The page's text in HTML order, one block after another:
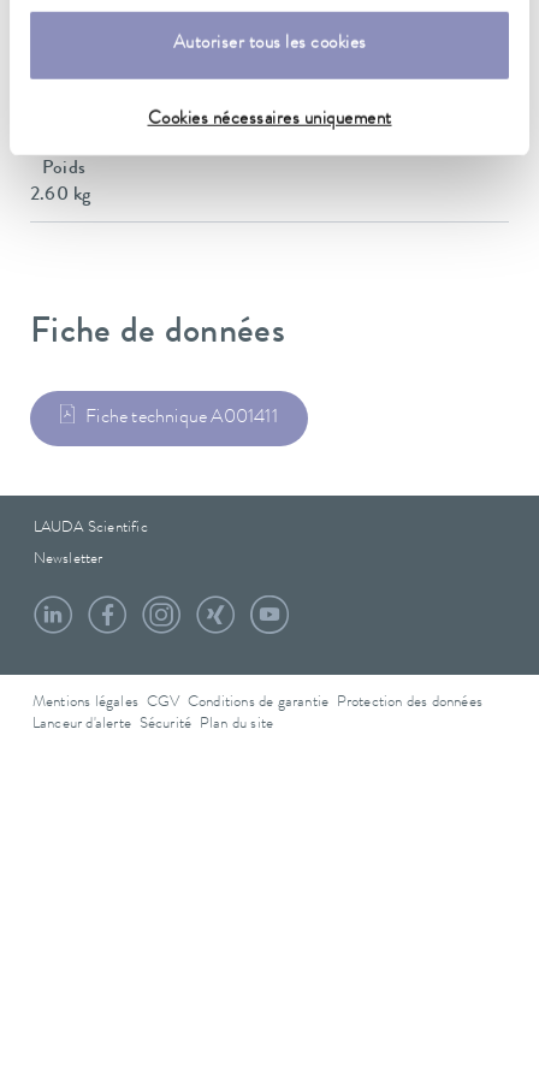
Autoriser tous les cookies
Cookies nécessaires uniquement
Dimensions (l x P x H)
145 x 580 x 163 mm
Acier inoxidable
Poids
2.60 kg
Fiche de données
Fiche technique A001411
LAUDA Scientific
Newsletter
Mentions légales CGV Conditions de garantie
Protection des données
Lanceur d'alerte Sécurité Plan du site